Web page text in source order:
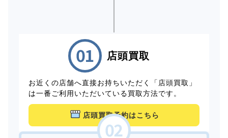
店頭買取
お近くの店舗へ直接お持ちいただく「店頭買取」
は一番ご利用いただいている買取方法です。
店頭買取予約はこちら